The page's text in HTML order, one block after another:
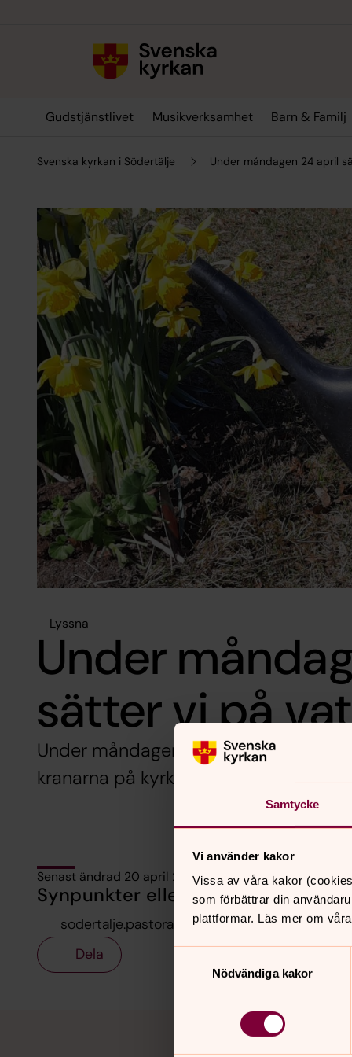
Samtycke
Vi använder kakor
Vissa av våra kakor
som förbättrar din
plattformar. Läs mer om
Nödvändiga kakor
Gudstjänstlivet Musikverksamhet Barn & Familj
Svenska kyrkan i Södertälje Under måndagen 24 april
Lyssna
Under
sätter vi på
Under måndagen den 24 april
kranarna på kyrkogårdarna.
Senast ändrad 20 april 2023
Synpunkter eller frågor på sidans
sodertalje.pastorat@svenskakyrkan.se
Dela